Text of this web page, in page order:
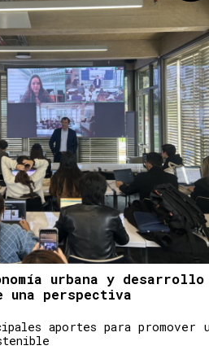
urbana y desarrollo
una perspectiva
aportes para promover